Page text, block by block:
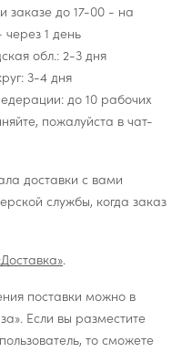
заказе до 17-00 - на
1 день
обл.: 2-3 дня
3-4 дня
до 10 рабочих
пожалуйста в чат-
доставки с вами
службы, когда заказ
.
поставки можно в
Если вы разместите
то сможете